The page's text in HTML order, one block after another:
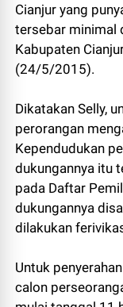
Cianjur yang
tersebar minimal
Kabupaten
(24/5/2015).
Dikatakan Selly,
perorangan
Kependudukan
dukungannya itu
pada Daftar
dukungannya
dilakukan
Untuk
calon